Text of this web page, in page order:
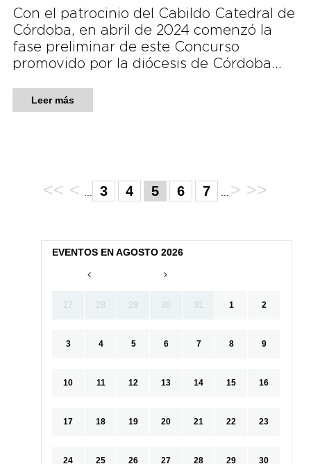
Con el patrocinio del Cabildo Catedral de
Córdoba, en abril de 2024 comenzó la
fase preliminar de este Concurso
promovido por la diócesis de Córdoba…
Leer más
<< < 3 4 5 6 7 > >>
EVENTOS EN AGOSTO 2026
27 28 29 30 31 1 2
3 4 5 6 7 8 9
10 11 12 13 14 15 16
17 18 19 20 21 22 23
24 25 26 27 28 29 30